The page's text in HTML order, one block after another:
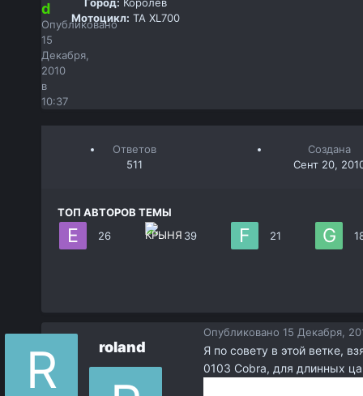
d
Опубликовано
15
Декабря,
2010
в
10:37
Мотоцикл: TA XL700
Ответов
511
Создана
Сент 20,
ТОП АВТОРОВ ТЕМЫ
26
39 21
roland
Опубликовано15 Декабря,
Я по совету в этой ветке,
0103 Cobra, для длинных